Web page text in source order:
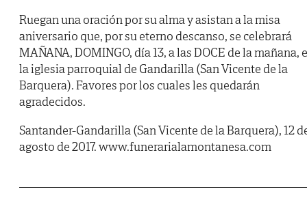
Ruegan una oración por su alma y asistan a la misa
aniversario que, por su eterno descanso, se celebrará
MAÑANA, DOMINGO, día 13, a las DOCE de la mañana,
la iglesia parroquial de Gandarilla (San Vicente de la
Barquera). Favores por los cuales les quedarán
agradecidos.
Santander-Gandarilla (San Vicente de la Barquera), 12
agosto de 2017. www.funerarialamontanesa.com